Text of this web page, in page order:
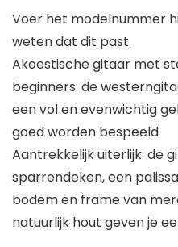
Voer het modelnummer
weten dat dit past.
Akoestische gitaar met
beginners: de
een vol en evenwichtig
goed worden bespeeld
Aantrekkelijk uiterlijk: de
sparrendeken, een
bodem en frame van
natuurlijk hout geven je